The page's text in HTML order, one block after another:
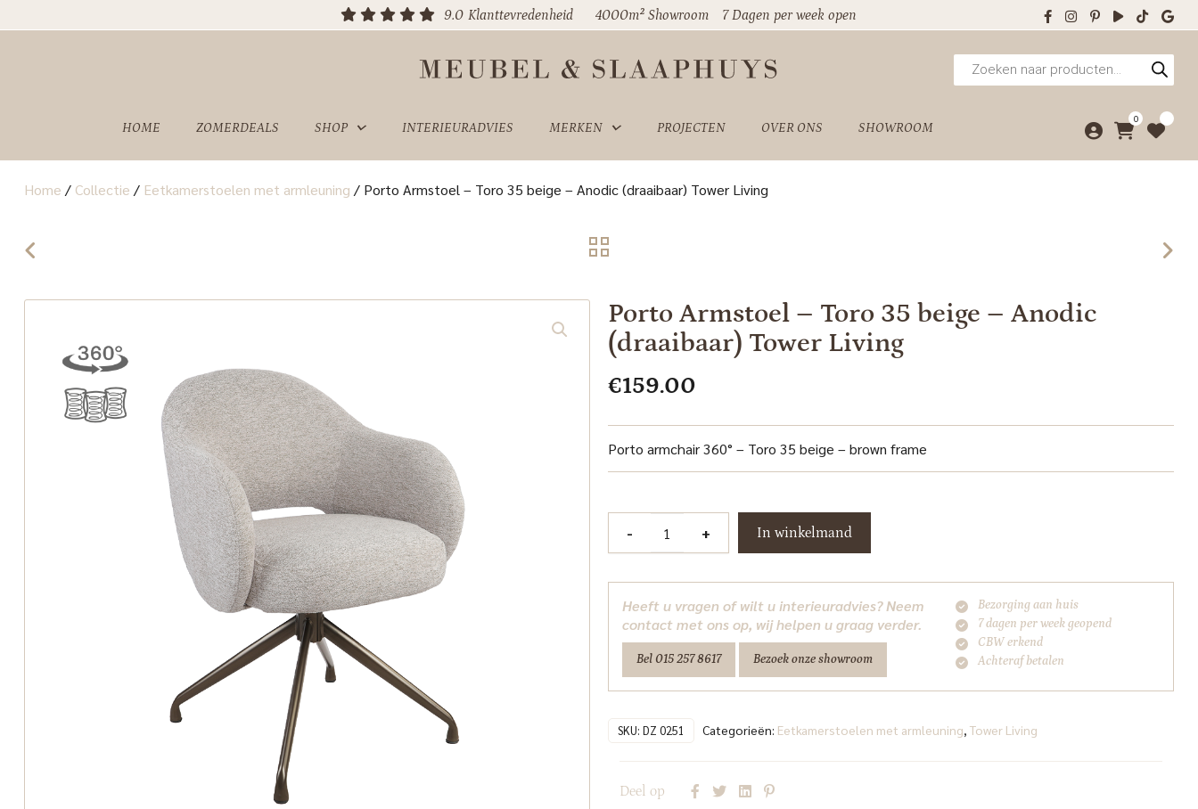
9.0 Klanttevredenheid 4000m² Showroom 7 Dagen per week open
Producten
zoeken
HOME ZOMERDEALS SHOP INTERIEURADVIES MERKEN PROJECTEN OVER ONS SHOWROOM
0
Home / Collectie / Eetkamerstoelen met armleuning / Porto Armstoel – Toro 35 beige – Anodic (draaibaar) Tower Living
Porto Armstoel – Toro 35 beige – Anodic
(draaibaar) Tower Living
€159.00
Porto armchair 360° – Toro 35 beige – brown frame
-
35
beige
Tower
+ In winkelmand
Heeft u vragen of wilt u interieuradvies? Neem
contact met ons op, wij helpen u graag verder.
Bel 015 257 8617 Bezoek onze showroom
Bezorging aan huis
7 dagen per week geopend
CBW erkend
Achteraf betalen
SKU: DZ 0251 Categorieën: Eetkamerstoelen met armleuning, Tower Living
Deel op